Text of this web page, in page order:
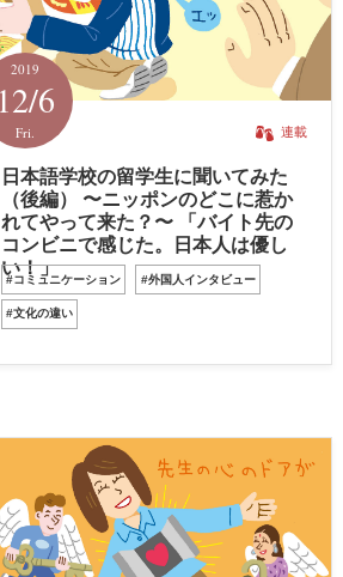
2019
12/6
Fri. 連載
日本語学校の留学生に聞いてみた
（後編） 〜ニッポンのどこに惹か
れてやって来た？〜 「バイト先の
コンビニで感じた。日本人は優し
い！」
#コミュニケーション #外国人インタビュー
#文化の違い